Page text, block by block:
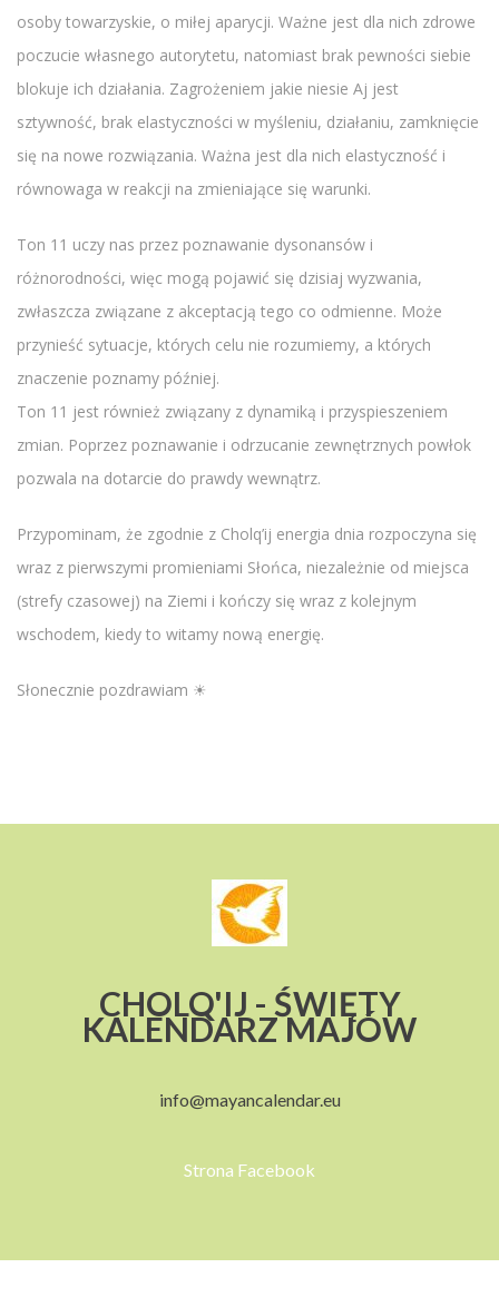
osoby towarzyskie, o miłej aparycji. Ważne jest dla nich zdrowe
poczucie własnego autorytetu, natomiast brak pewności siebie
blokuje ich działania. Zagrożeniem jakie niesie Aj jest
sztywność, brak elastyczności w myśleniu, działaniu, zamknięcie
się na nowe rozwiązania. Ważna jest dla nich elastyczność i
równowaga w reakcji na zmieniające się warunki.
Ton 11 uczy nas przez poznawanie dysonansów i
różnorodności, więc mogą pojawić się dzisiaj wyzwania,
zwłaszcza związane z akceptacją tego co odmienne. Może
przynieść sytuacje, których celu nie rozumiemy, a których
znaczenie poznamy później.
Ton 11 jest również związany z dynamiką i przyspieszeniem
zmian. Poprzez poznawanie i odrzucanie zewnętrznych powłok
pozwala na dotarcie do prawdy wewnątrz.
Przypominam, że zgodnie z Cholq’ij energia dnia rozpoczyna się
wraz z pierwszymi promieniami Słońca, niezależnie od miejsca
(strefy czasowej) na Ziemi i kończy się wraz z kolejnym
wschodem, kiedy to witamy nową energię.
Słonecznie pozdrawiam ☀
CHOLQ'IJ - ŚWIĘTY
KALENDARZ MAJÓW
info@mayancalendar.eu
Strona Facebook